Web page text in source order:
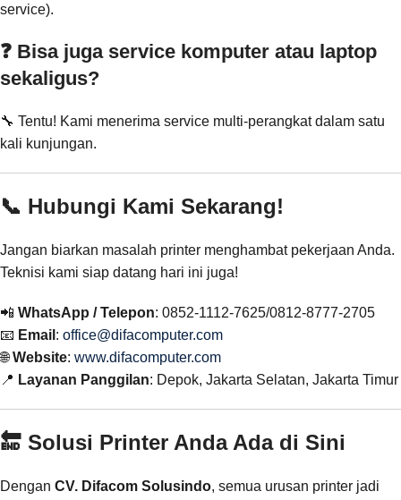
service).
❓ Bisa juga service komputer atau laptop
sekaligus?
🔧 Tentu! Kami menerima service multi-perangkat dalam satu
kali kunjungan.
📞 Hubungi Kami Sekarang!
Jangan biarkan masalah printer menghambat pekerjaan Anda.
Teknisi kami siap datang hari ini juga!
📲 WhatsApp / Telepon: 0852-1112-7625/0812-8777-2705
📧 Email : office@difacomputer.com
🌐Website: www.difacomputer.com
📍 Layanan Panggilan: Depok, Jakarta Selatan, Jakarta Timur
🔚 Solusi Printer Anda Ada di Sini
Dengan CV. Difacom Solusindo, semua urusan printer jadi